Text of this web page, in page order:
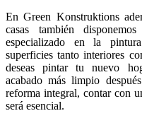
En Green Konstruktions
casas también
especializado en la
superficies tanto interiores
deseas pintar tu nuevo
acabado más limpio
reforma integral, contar con
será esencial.